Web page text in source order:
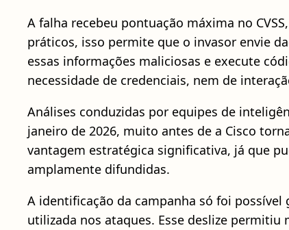
A falha recebeu pontuação máxima no
práticos, isso permite que o invasor envie
essas informações maliciosas e execute
necessidade de credenciais, nem de
Análises conduzidas por equipes de
janeiro de 2026, muito antes de a Cisco
vantagem estratégica significativa, já que
amplamente difundidas.
A identificação da campanha só foi
utilizada nos ataques. Esse deslize